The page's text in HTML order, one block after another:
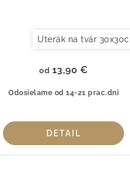
Uterák pre hostí 30x50cm
Uterák na tvár
Odosielame od 14-21 prac.dní
od 13,90 €
DETAIL